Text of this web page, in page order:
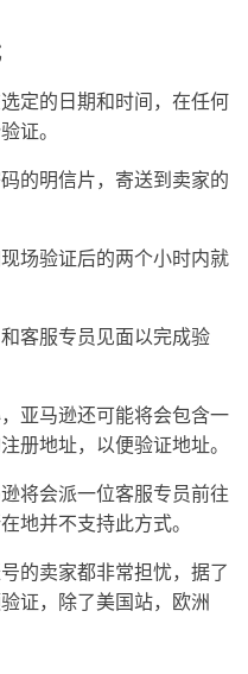
定的日期和时间，在任何
证。
的明信片，寄送到卖家的
场验证后的两个小时内就
客服专员见面以完成验
亚马逊还可能将会包含一
册地址，以便验证地址。
将会派一位客服专员前往
地并不支持此方式。
的卖家都非常担忧，据了
证，除了美国站，欧洲